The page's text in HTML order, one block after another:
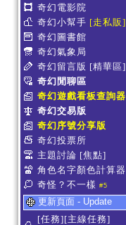
奇幻電影院
奇幻小幫手 [走私販]
奇幻圖書館
奇幻氣象局
奇幻留言版 [精華區]
奇幻閒聊區
奇幻遊戲看板查詢器
奇幻交易版
奇幻序號分享版
奇幻投票所
主題討論 [焦點]
角色名字顏色計算器
奇怪？不一樣 #5
更新頁面 - Update
[任務][主線任務]